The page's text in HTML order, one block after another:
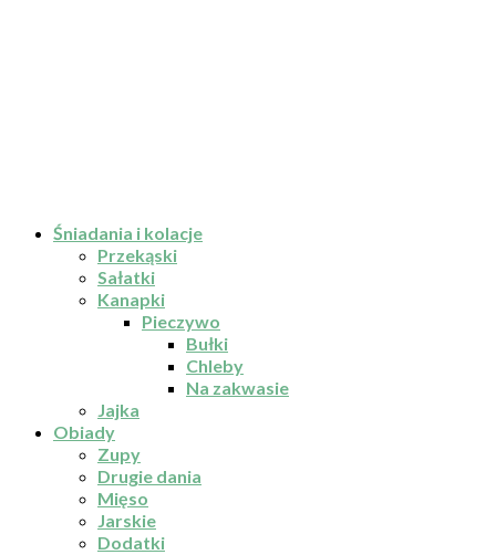
Śniadania i kolacje
Przekąski
Sałatki
Kanapki
Pieczywo
Bułki
Chleby
Na zakwasie
Jajka
Obiady
Zupy
Drugie dania
Mięso
Jarskie
Dodatki